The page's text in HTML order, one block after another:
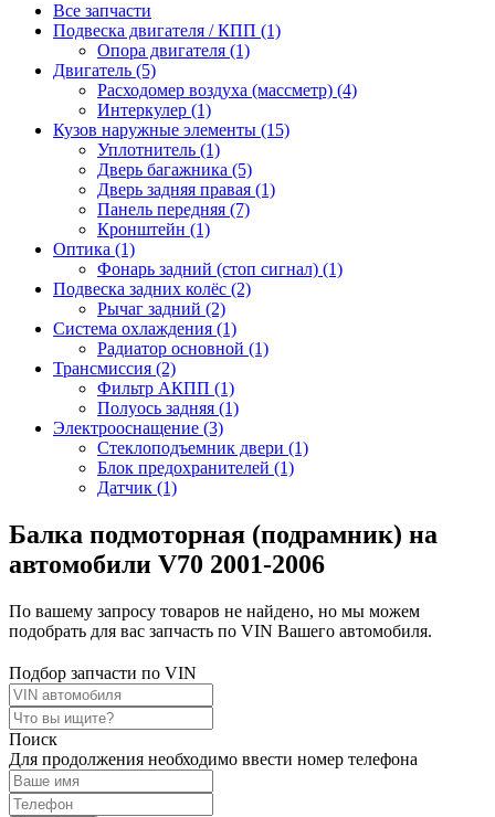
Все запчасти
Подвеска двигателя / КПП (1)
Опора двигателя (1)
Двигатель (5)
Расходомер воздуха (массметр) (4)
Интеркулер (1)
Кузов наружные элементы (15)
Уплотнитель (1)
Дверь багажника (5)
Дверь задняя правая (1)
Панель передняя (7)
Кронштейн (1)
Оптика (1)
Фонарь задний (стоп сигнал) (1)
Подвеска задних колёс (2)
Рычаг задний (2)
Система охлаждения (1)
Радиатор основной (1)
Трансмиссия (2)
Фильтр АКПП (1)
Полуось задняя (1)
Электрооснащение (3)
Стеклоподъемник двери (1)
Блок предохранителей (1)
Датчик (1)
Балка подмоторная (подрамник) на
автомобили V70 2001-2006
По вашему запросу товаров не найдено, но мы можем
подобрать для вас запчасть по VIN Вашего автомобиля.
Подбор запчасти по VIN
Поиск
Для продолжения необходимо ввести номер телефона